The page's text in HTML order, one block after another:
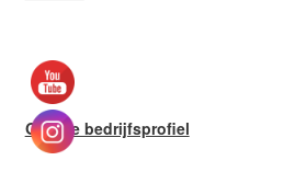
Google bedrijfsprofiel